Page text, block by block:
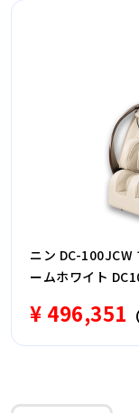
ニン DC-100JCW
ームホワイト
¥ 496,351